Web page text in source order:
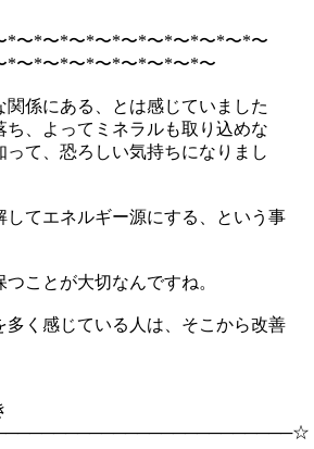
*〜*〜*〜*〜*〜*〜*〜*〜*〜*〜
*〜*〜*〜*〜*〜*〜*〜*〜
関係にある、とは感じていました
ち、よってミネラルも取り込めな
って、恐ろしい気持ちになりまし
してエネルギー源にする、という事
ことが大切なんですね。
多く感じている人は、そこから改善